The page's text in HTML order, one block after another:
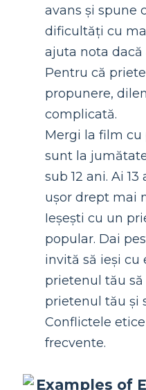
avans și spune
dificultăți cu
ajuta nota
Pentru că
propunere,
complicată.
Mergi la film
sunt la
sub 12 ani. Ai
ușor drept mai
Ieșești cu un
popular. Dai
invită să ieși cu
prietenul tău să
prietenul tău și
Conflictele
frecvente.